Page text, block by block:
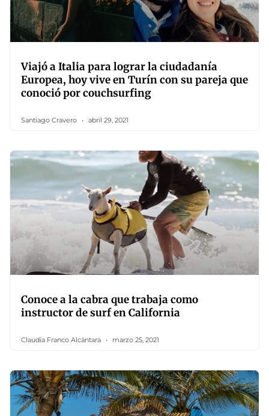
Viajó a Italia para lograr la ciudadanía
Europea, hoy vive en Turín con su pareja que
conoció por couchsurfing
Santiago Cravero abril 29, 2021
Conoce a la cabra que trabaja como
instructor de surf en California
Claudia Franco Alcántara marzo 25, 2021